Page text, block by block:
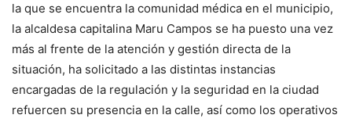
la que se encuentra la comunidad médica en el municipio,
la alcaldesa capitalina Maru Campos se ha puesto una vez
más al frente de la atención y gestión directa de la
situación, ha solicitado a las distintas instancias
encargadas de la regulación y la seguridad en la ciudad
refuercen su presencia en la calle, así como los operativos